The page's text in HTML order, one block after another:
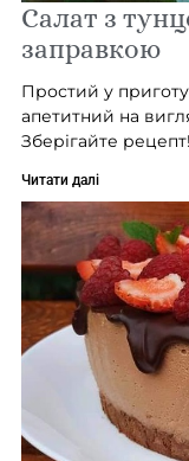
Салат з
заправкою
Простий у
апетитний на
Зберігайте рецепт!
Читати далі